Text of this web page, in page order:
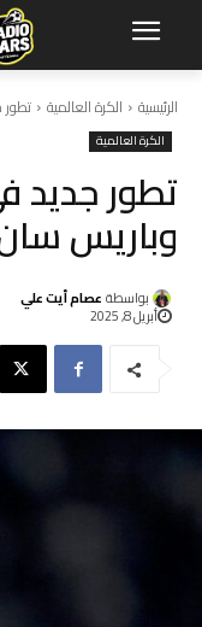
الرئيسية الكرة العالمية
الكرة العالمية
تطور جديد
وباريس
بواسطة عصام أيت علي
أبريل 8, 2025